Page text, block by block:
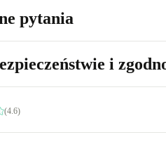
pytania
i
(4.6)